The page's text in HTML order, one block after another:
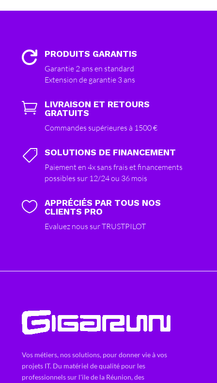
 PRODUITS GARANTIS
Garantie 2 ans en standard
Extension de garantie 3 ans

LIVRAISON ET RETOURS
GRATUITS
Commandes supérieures à 1500 €
 SOLUTIONS DE FINANCEMENT
Paiement en 4x sans frais et financements
possibles sur 12/24 ou 36 mois

APPRÉCIÉS PAR TOUS NOS
CLIENTS PRO
Evaluez nous sur TRUSTPILOT
Vos métiers, nos solutions, pour donner vie à vos
projets IT. Du matériel de qualité pour les
professionnels sur l'ile de la Réunion, des